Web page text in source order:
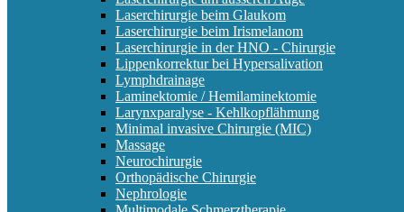
Laserchirurgie beim Glaukom
Laserchirurgie beim Irismelanom
Laserchirurgie in der HNO - Chirurgie
Lippenkorrektur bei Hypersalivation
Lymphdrainage
Laminektomie / Hemilaminektomie
Larynxparalyse - Kehlkopflähmung
Minimal invasive Chirurgie (MIC)
Massage
Neurochirurgie
Orthopädische Chirurgie
Nephrologie